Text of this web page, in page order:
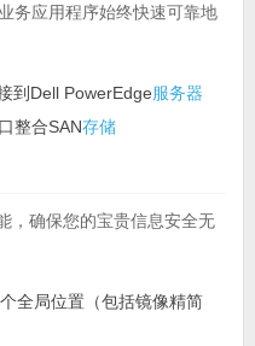
务应用程序始终快速可靠地
到Dell PowerEdge服务器
整合SAN存储
，确保您的宝贵信息安全无
全局位置（包括镜像精简